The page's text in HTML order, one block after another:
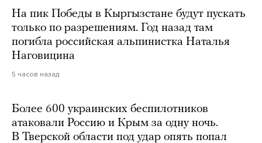
На пик Победы в Кыргызстане будут пускать
только по разрешениям. Год назад там
погибла российская альпинистка Наталья
Наговицина
5 часов назад
Более 600 украинских беспилотников
атаковали Россию и Крым за одну ночь.
В Тверской области под удар опять попал